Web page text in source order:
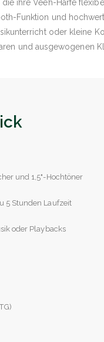
ihre Veeh-Harfe
Funktion und
oder kleine
und ausgewogenen
und 1,5"-Hochtöner
5 Stunden Laufzeit
oder Playbacks